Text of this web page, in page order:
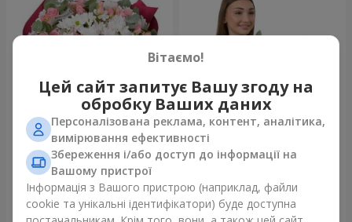
Букет "Чарівність ніжності"
2 949 грн
Композиція "Білосніжна
гармонія"
2 665 грн
Вітаємо!
Цей сайт запитує Вашу згоду на
обробку Ваших даних
Персоналізована реклама, контент, аналітика,
вимірювання ефективності
Збереження і/або доступ до інформації на
Вашому пристрої
Інформація з Вашого пристрою (наприклад, файли
cookie та унікальні ідентифікатори) буде доступна